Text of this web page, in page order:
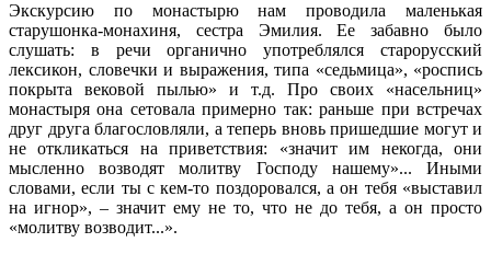
Экскурсию по монастырю нам проводила маленькая
старушонка-монахиня, сестра Эмилия. Ее забавно было
слушать: в речи органично употреблялся старорусский
лексикон, словечки и выражения, типа «седьмица», «роспись
покрыта вековой пылью» и т.д. Про своих «насельниц»
монастыря она сетовала примерно так: раньше при встречах
друг друга благословляли, а теперь вновь пришедшие могут и
не откликаться на приветствия: «значит им некогда, они
мысленно возводят молитву Господу нашему»... Иными
словами, если ты с кем-то поздоровался, а он тебя «выставил
на игнор», – значит ему не то, что не до тебя, а он просто
«молитву возводит...».